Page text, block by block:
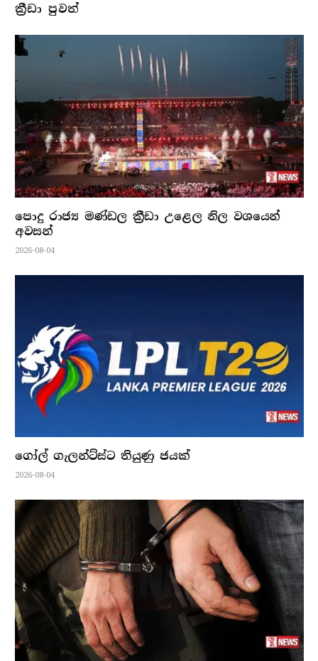
ක්‍රීඩා පුවත්
පොදු රාජ්‍ය මණ්ඩල ක්‍රීඩා උළෙල නිල වශයෙන්
අවසන්
2026-08-04
ගෝල් ගැලන්ට්ස්ට තියුණු ජයක්
2026-08-04